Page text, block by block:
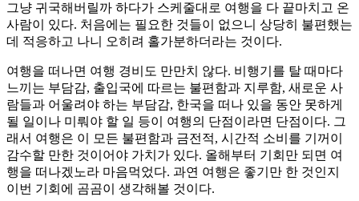
그냥 귀국해버릴까 하다가 스케줄대로 여행을 다 끝마치고 온
사람이 있다. 처음에는 필요한 것들이 없으니 상당히 불편했는
데 적응하고 나니 오히려 홀가분하더라는 것이다.
여행을 떠나면 여행 경비도 만만치 않다. 비행기를 탈 때마다
느끼는 부담감, 출입국에 따르는 불편함과 지루함, 새로운 사
람들과 어울려야 하는 부담감, 한국을 떠나 있을 동안 못하게
될 일이나 미뤄야 할 일 등이 여행의 단점이라면 단점이다. 그
래서 여행은 이 모든 불편함과 금전적, 시간적 소비를 기꺼이
감수할 만한 것이어야 가치가 있다. 올해부터 기회만 되면 여
행을 떠나겠노라 마음먹었다. 과연 여행은 좋기만 한 것인지
이번 기회에 곰곰이 생각해볼 것이다.